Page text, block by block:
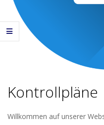
Kontrollpläne
Willkommen auf unserer